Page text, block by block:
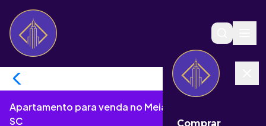
Comprar
Apartamento para venda no Meia Praia de Itapema -
SC